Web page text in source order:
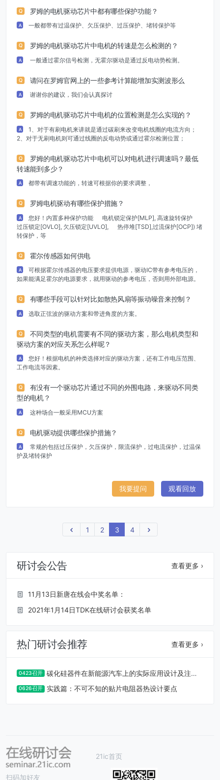
Q 罗姆的电机驱动芯片中都有哪些保护功能？
A 一般都带有过温保护、欠压保护、过压保护、堵转保护等
Q 罗姆的电机驱动芯片中电机的转速是怎么检测的？
A 一般通过霍尔信号检测，无霍尔驱动是通过反电动势检测。
Q 请问在罗姆官网上的一些参考计算能增加实测波形么
A 谢谢你的建议，我们会认真探讨
Q 罗姆的电机驱动芯片中电机的位置检测是怎么实现的？
A
1、对于有刷电机来讲就是通过碳刷来改变电机线圈的电流方向；
2、对于无刷电机则可通过线圈的反电动势或通过霍尔检测位置；
Q
罗姆的电机驱动芯片中电机可以对电机进行调速吗？最低
转速能到多少？
A 都带有调速功能的，转速可根据你的要求调整，
Q 罗姆电机驱动有哪些保护措施？
A
您好！内置多种保护功能 电机锁定保护[MLP], 高速旋转保护
过压锁定[OVLO], 欠压锁定[UVLO], 热停堆[TSD],过流保护[OCP]) 堵
转保护，等
Q 霍尔传感器如何供电
A
可根据霍尔传感器的电压要求提供电源，驱动IC带有参考电压的，
如果能满足霍尔的电源要求，就用驱动的参考电压，否则用外部电源。
Q 有哪些手段可以针对比如散热风扇等振动噪音来控制？
A 选取正弦波的驱动方案和带进角度的方案。
Q
不同类型的电机需要有不同的驱动方案，那么电机类型和
驱动方案的对应关系怎么样呢？
A
您好！根据电机的种类选择对应的驱动方案，还有工作电压范围、
工作电流等因素。
Q
有没有一个驱动芯片通过不同的外围电路，来驱动不同类
型的电机？
A 这种场合一般采用MCU方案
Q 电机驱动提供哪些保护措施？
A
常规的包括过压保护，欠压保护，限流保护，过电流保护，过温保
护及堵转保护
我要提问 观看回放
上一页
1 2 3 4
研讨会公告 查看更多 ›
11月13日新唐在线会中奖名单：
2021年1月14日TDK在线研讨会获奖名单
热门研讨会推荐 查看更多 ›
0423召开
碳化硅器件在新能源汽车上的实际应用设计及注意
事项
0626召开 实践篇：不可不知的贴片电阻器热设计要点
21ic首页
扫码加好友